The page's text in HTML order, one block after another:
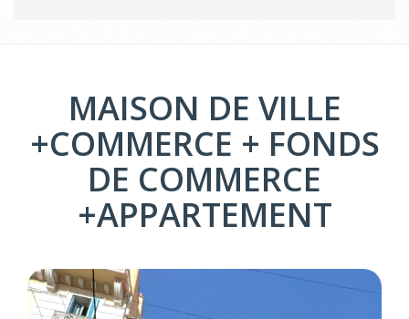
MAISON DE VILLE
+COMMERCE + FONDS
DE COMMERCE
+APPARTEMENT